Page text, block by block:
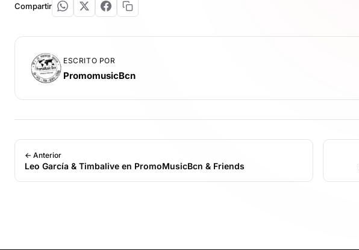
Compartir
ESCRITO POR
PromomusicBcn
← Anterior
Leo García & Timbalive en PromoMusicBcn & Friends